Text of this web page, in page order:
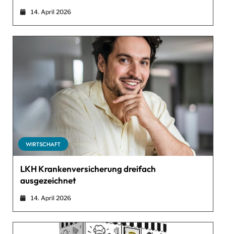
14. April 2026
WIRTSCHAFT
LKH Krankenversicherung dreifach
ausgezeichnet
14. April 2026